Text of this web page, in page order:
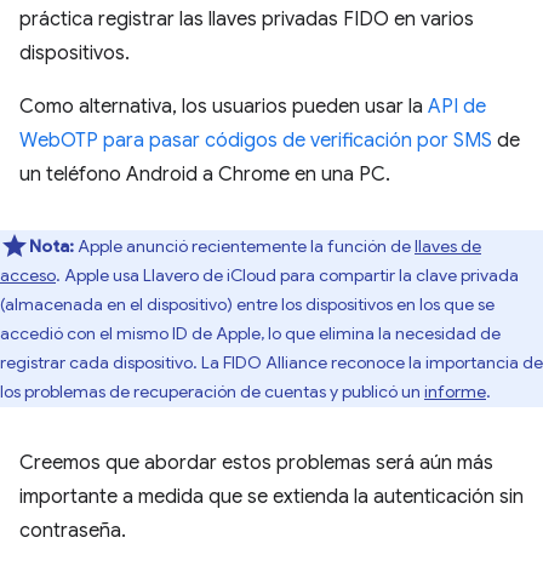
práctica registrar las llaves privadas FIDO en varios
dispositivos.
Como alternativa, los usuarios pueden usar la API de
WebOTP para pasar códigos de verificación por SMS de
un teléfono Android a Chrome en una PC.
Nota:Apple anunció recientemente la función dellaves de
acceso. Apple usa Llavero de iCloud para compartir la clave privada
(almacenada en el dispositivo) entre los dispositivos en los que se
accedió con el mismo ID de Apple, lo que elimina la necesidad de
registrar cada dispositivo. La FIDO Alliance reconoce la importancia de
los problemas de recuperación de cuentas y publicó un informe.
Creemos que abordar estos problemas será aún más
importante a medida que se extienda la autenticación sin
contraseña.